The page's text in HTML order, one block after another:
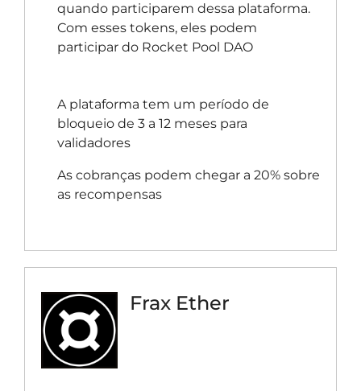
quando participarem dessa plataforma.
Com esses tokens, eles podem
participar do Rocket Pool DAO
A plataforma tem um período de
bloqueio de 3 a 12 meses para
validadores
As cobranças podem chegar a 20% sobre
as recompensas
Frax Ether